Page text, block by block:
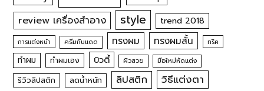
review เครื่องสำอาง style trend 2018
การแต่งหน้า ครีมกันแดด ทรงผม ทรงผมสั้น ทริค
ทำผม ทำผมเอง บิวตี้ ผิวสวย มือใหม่หัดแต่ง
รีวิวลิปสติก ลดน้ำหนัก ลิปสติก
วิธีแต่งตา